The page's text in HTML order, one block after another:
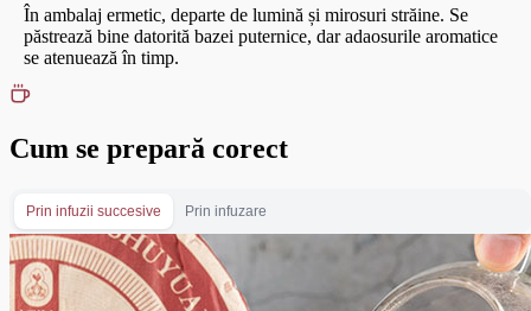
În ambalaj ermetic, departe de lumină și mirosuri străine. Se
păstrează bine datorită bazei puternice, dar adaosurile aromatice
se atenuează în timp.
Cum se prepară corect
Prin infuzii succesive Prin infuzare